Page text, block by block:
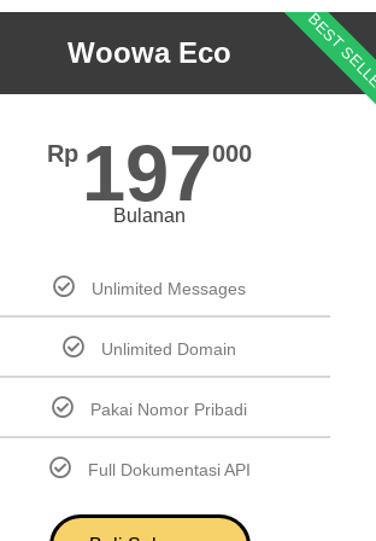
Woowa Eco
Rp 197000
Bulanan
Unlimited Messages
Unlimited Domain
Pakai Nomor Pribadi
Full Dokumentasi API
BEST